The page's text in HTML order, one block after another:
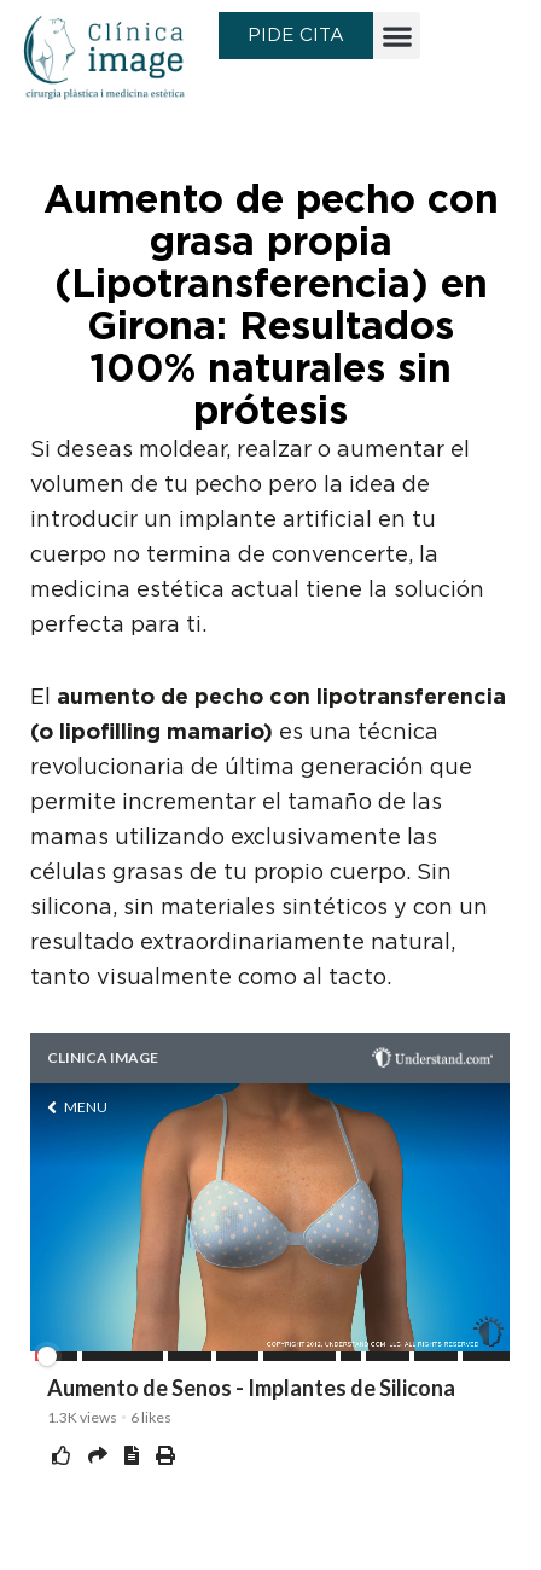
contenido
PIDE CITA
Aumento de pecho con
grasa propia
(Lipotransferencia) en
Girona: Resultados
100% naturales sin
prótesis
Si deseas moldear, realzar o aumentar el
volumen de tu pecho pero la idea de
introducir un implante artificial en tu
cuerpo no termina de convencerte, la
medicina estética actual tiene la solución
perfecta para ti.
El aumento de pecho con lipotransferencia
(o lipofilling mamario) es una técnica
revolucionaria de última generación que
permite incrementar el tamaño de las
mamas utilizando exclusivamente las
células grasas de tu propio cuerpo. Sin
silicona, sin materiales sintéticos y con un
resultado extraordinariamente natural,
tanto visualmente como al tacto.